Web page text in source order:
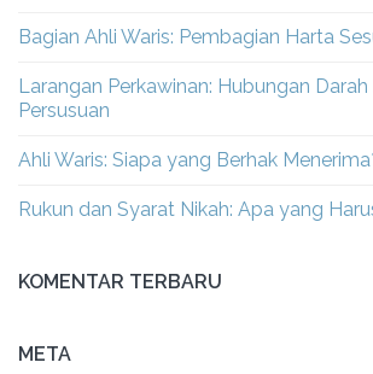
Bagian Ahli Waris: Pembagian Harta
Larangan Perkawinan: Hubungan
Persusuan
Ahli Waris: Siapa yang Berhak
Rukun dan Syarat Nikah: Apa yang
KOMENTAR TERBARU
META